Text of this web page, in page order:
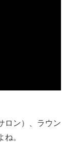
ロン）、ラウン
。